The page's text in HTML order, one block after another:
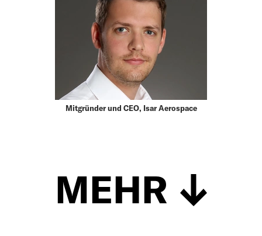
Mitgründer und CEO, Isar Aerospace
MEHR